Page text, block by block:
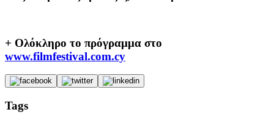
+ Ολόκληρο το πρόγραμμα στο
www.filmfestival.com.cy
Tags